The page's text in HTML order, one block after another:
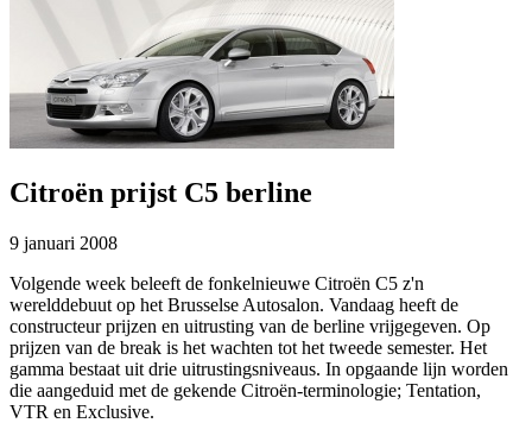
Citroën prijst C5 berline
9 januari 2008
Volgende week beleeft de fonkelnieuwe Citroën C5 z'n
werelddebuut op het Brusselse Autosalon. Vandaag heeft de
constructeur prijzen en uitrusting van de berline vrijgegeven. Op
prijzen van de break is het wachten tot het tweede semester. Het
gamma bestaat uit drie uitrustingsniveaus. In opgaande lijn worden
die aangeduid met de gekende Citroën-terminologie; Tentation,
VTR en Exclusive.